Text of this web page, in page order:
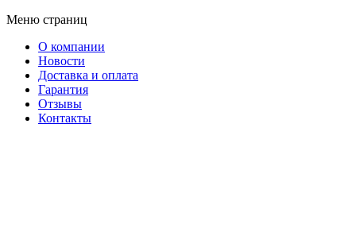
Меню страниц
О компании
Новости
Доставка и оплата
Гарантия
Отзывы
Контакты